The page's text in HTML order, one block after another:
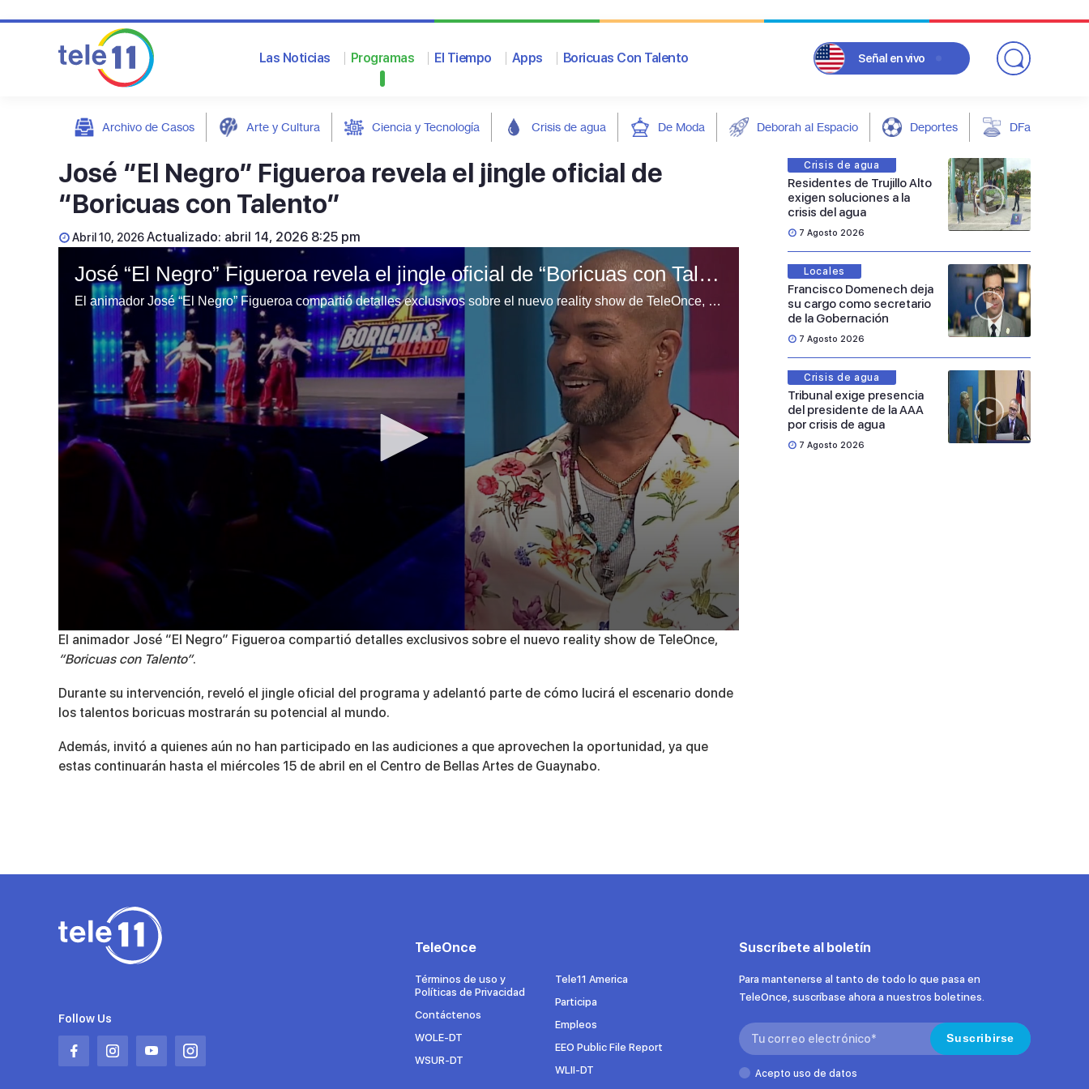
Las Noticias Programas El Tiempo Apps Boricuas Con Talento Señal en vivo
Archivo de Casos Arte y Cultura Ciencia y Tecnología Crisis de agua De Moda Deborah al Espacio Deportes DFarándula
José “El Negro” Figueroa revela el jingle oficial de
“Boricuas con Talento”
Abril 10, 2026Actualizado: abril 14, 2026 8:25 pm
José “El Negro” Figueroa revela el jingle oficial de “Boricuas con Talento”
El animador José “El Negro” Figueroa compartió detalles exclusivos sobre el nuevo reality show de TeleOnce, “Boricuas con Talento”.
0
seconds
of
minutes,
3
secondsVolume
El animador José “El Negro” Figueroa compartió detalles exclusivos sobre el nuevo reality show de TeleOnce,
“Boricuas con Talento”.
Durante su intervención, reveló el jingle oficial del programa y adelantó parte de cómo lucirá el escenario donde
los talentos boricuas mostrarán su potencial al mundo.
Además, invitó a quienes aún no han participado en las audiciones a que aprovechen la oportunidad, ya que
estas continuarán hasta el miércoles 15 de abril en el Centro de Bellas Artes de Guaynabo.
Crisis de agua
Residentes de Trujillo Alto
exigen soluciones a la
crisis del agua
7 Agosto 2026
Locales
Francisco Domenech deja
su cargo como secretario
de la Gobernación
7 Agosto 2026
Crisis de agua
Tribunal exige presencia
del presidente de la AAA
por crisis de agua
7 Agosto 2026
Follow Us
Abrir
Abrir
Abrir
Abrir
TeleOnce
Términos de uso y
Políticas de Privacidad
Contáctenos
WOLE-DT
WSUR-DT
Tele11 America
Participa
Empleos
EEO Public File Report
WLII-DT
Suscríbete al boletín
Para mantenerse al tanto de todo lo que pasa en
TeleOnce, suscríbase ahora a nuestros boletines.
Search: Suscribirse
Acepto uso de datos